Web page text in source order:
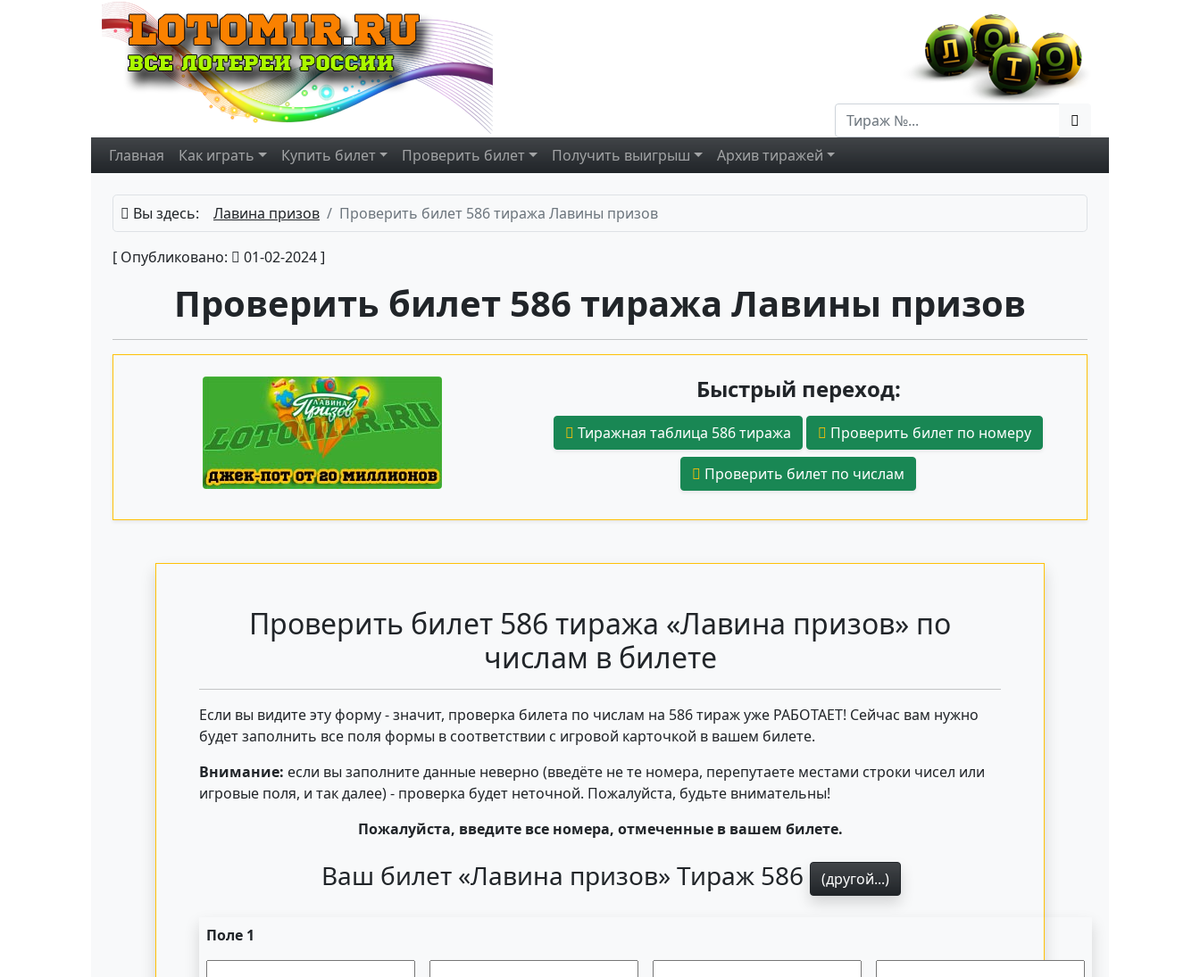
Главная Как играть Купить билет Проверить билет Получить выигрыш Архивтиражей
Вы здесь: Лавина призов Проверить билет 586 тиража Лавины призов
[ Опубликовано: 01-02-2024 ]
Проверить билет 586 тиража Лавины призов
Быстрый переход:
Тиражная таблица 586 тиража Проверить билет по номеру
Проверить билет по числам
Проверить билет 586 тиража «Лавина призов» по
числам в билете
Если вы видите эту форму - значит, проверка билета по числам на 586 тираж уже РАБОТАЕТ! Сейчас вам нужно
будет заполнить все поля формы в соответствии с игровой карточкой в вашем билете.
Внимание: если вы заполните данные неверно (введёте не те номера, перепутаете местами строки чисел или
игровые поля, и так далее) - проверка будет неточной. Пожалуйста, будьте внимательны!
Пожалуйста, введите все номера, отмеченные в вашем билете.
Ваш билет «Лавина призов» Тираж 586 (другой...)
Поле 1